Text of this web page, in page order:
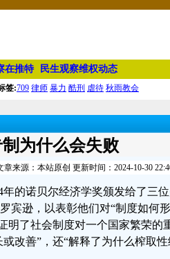
在推特 民生观察维权动态
签:709 律师 暴力 酷刑 虐待 秋雨教会
为什么会失败
来源：本站原创 更新时间：2024-10-30
的诺贝尔经济学奖颁发给了三
宾逊，以表彰他们对“制度如何
明了社会制度对一个国家繁荣的
改善”，还“解释了为什么榨取